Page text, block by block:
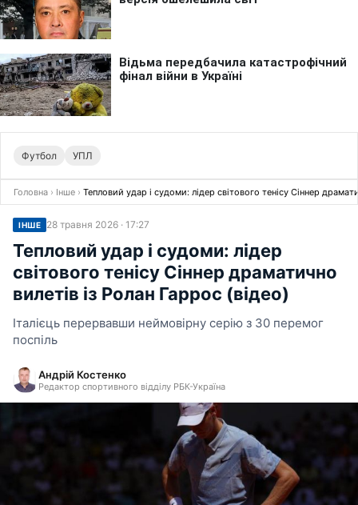
Футбол УПЛ
Головна › Інше › Тепловий удар і судоми: лідер світового тенісу Сіннер
ІНШЕ 28 травня 2026 · 17:27
Тепловий удар і судоми: лідер
світового тенісу Сіннер драматично
вилетів із Ролан Гаррос (відео)
Італієць перервавши неймовірну серію з 30 перемог
поспіль
Андрій Костенко
Редактор спортивного відділу РБК-Україна